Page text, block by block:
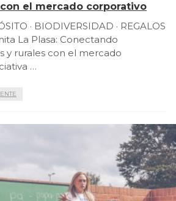
el mercado corporativo
· BIODIVERSIDAD · REGALOS
La Plasa: Conectando
y rurales con el mercado
…